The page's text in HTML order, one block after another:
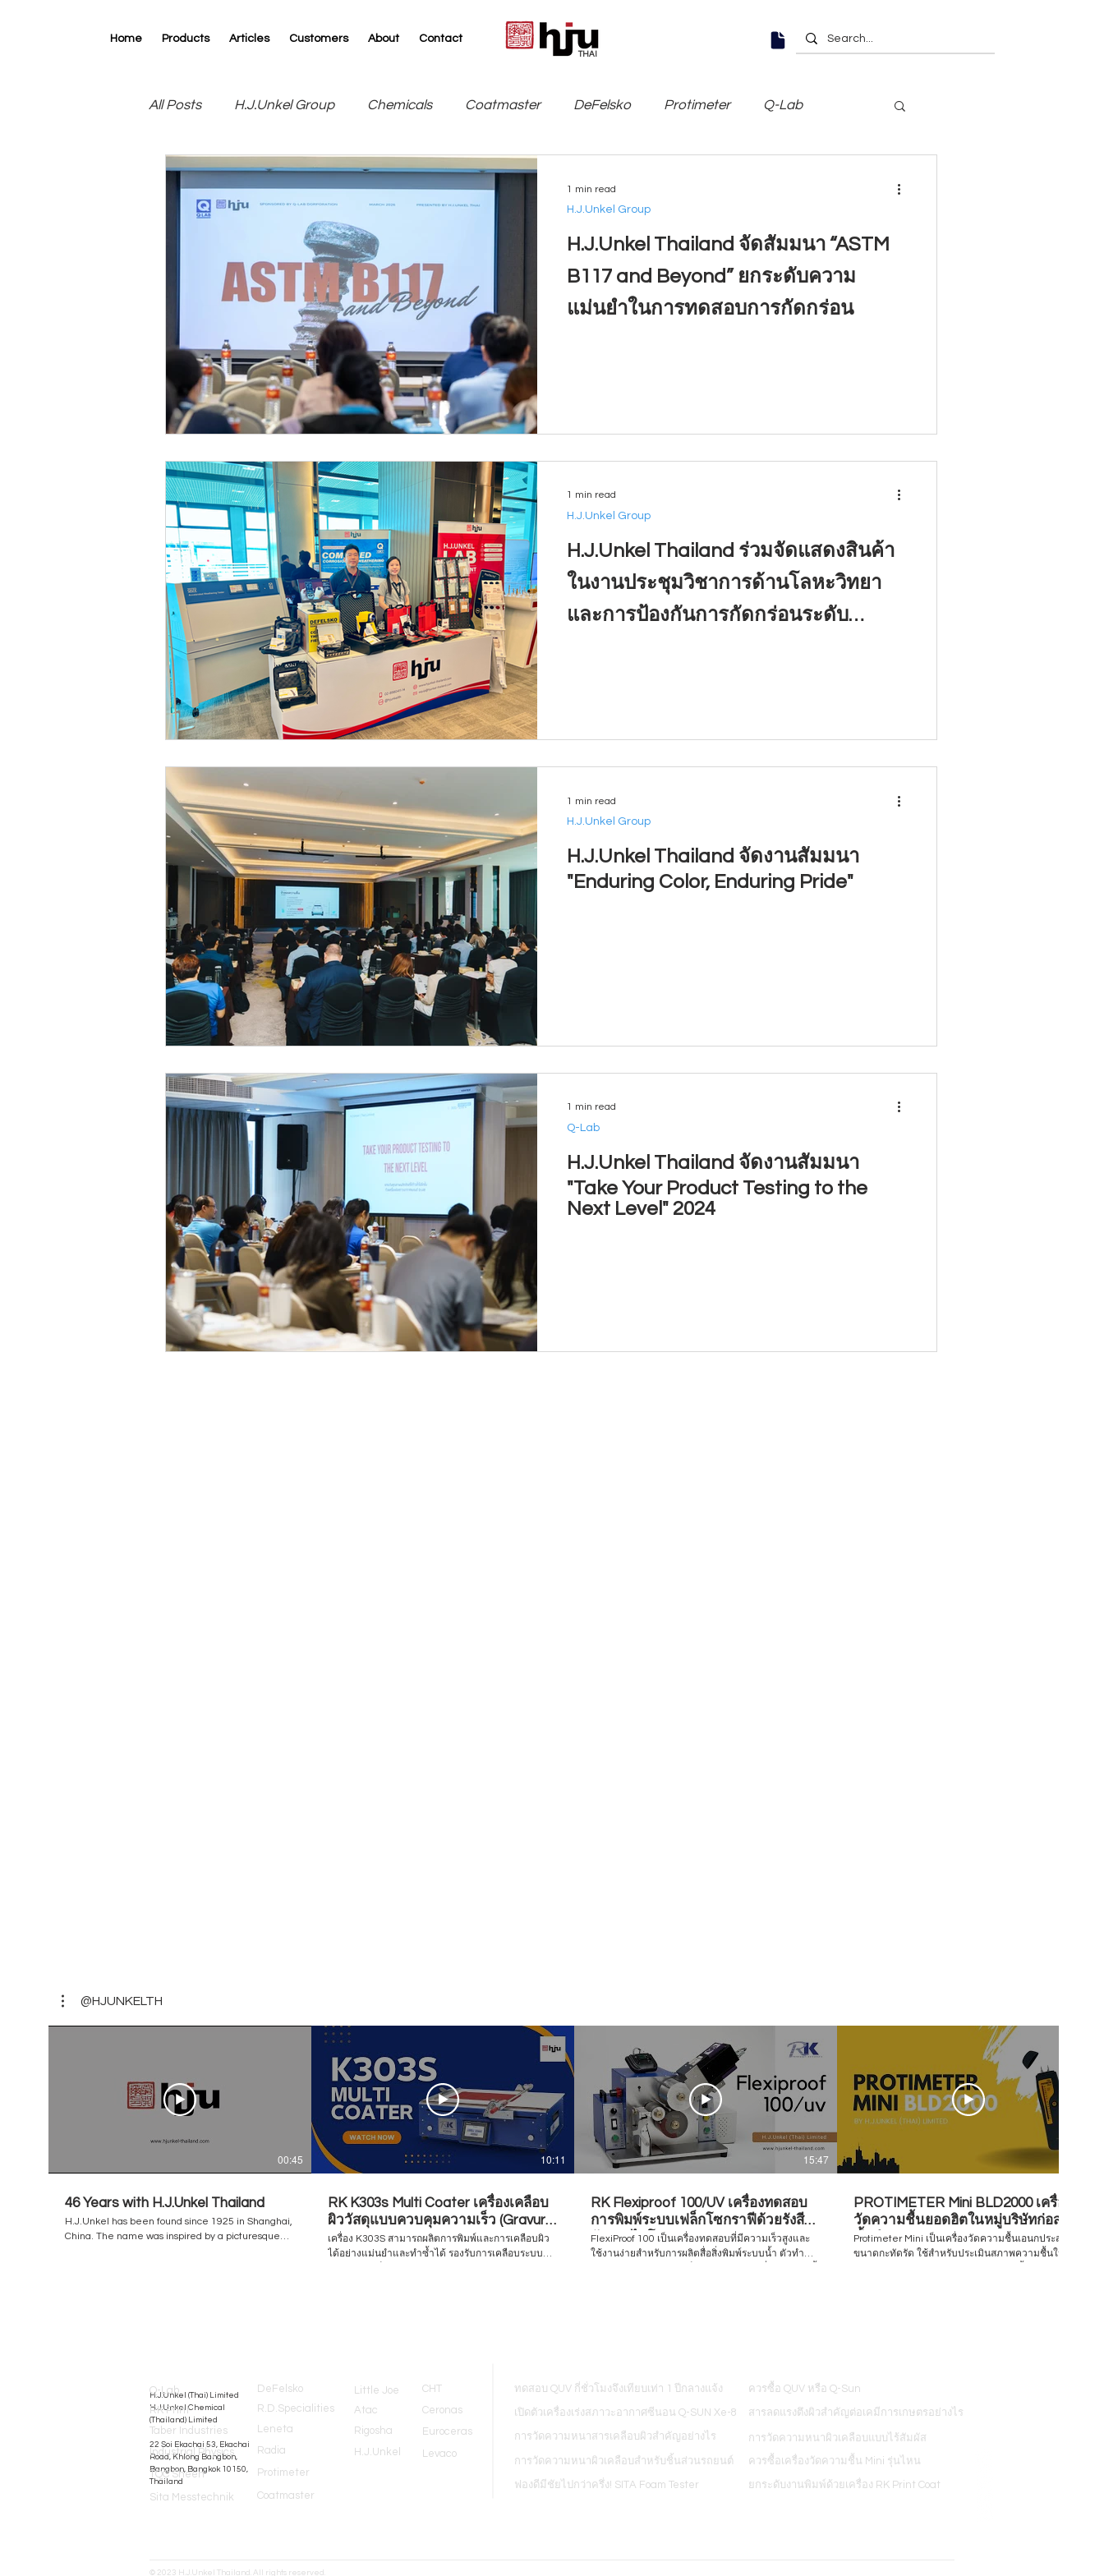
Home Products Articles Customers About Contact
THAI
All Posts H.J.Unkel Group Chemicals Coatmaster DeFelsko Protimeter Q-Lab
R.D.Specialties RK Print SITA TQC Sheen / Industrial Physics
H.J.Unkel Thailand จัดสัมมนา “ASTM
B117 and Beyond” ยกระดับความ
แม่นยำในการทดสอบการกัดกร่อน
H.J.Unkel Group
1 min read
H.J.Unkel Thailand ร่วมจัดแสดงสินค้า
ในงานประชุมวิชาการด้านโลหะวิทยา
และการป้องกันการกัดกร่อนระดับ
H.J.Unkel Group
1 min read
H.J.Unkel Thailand จัดงานสัมมนา
"Enduring Color, Enduring Pride"
H.J.Unkel Group
1 min read
H.J.Unkel Thailand จัดงานสัมมนา
"Take Your Product Testing to the
Next Level" 2024
Q-Lab
1 min read
@HJUNKELTH
00:45
46 Years with H.J.Unkel Thailand
H.J.Unkel has been found since 1925 in Shanghai,
China. The name was inspired by a picturesque
are closely connected with leading professional
technology in Europe and America, and have rich
experience in testing instruments and water-
based chemical raw materials. We introduce the
world's best equipment and chemical raw
materials, and provide professional services to
users. We are committed to becoming experts in
the industry to meet the diverse requirements of
10:11
RK K303s Multi Coater เครื่องเคลือบ
ผิววัสดุแบบควบคุมความเร็ว (Gravure
/ Flexo / Bar Coater)
เครื่อง K303S สามารถผลิตการพิมพ์และการเคลือบผิว
ได้อย่างแม่นยำและทำซ้ำได้ รองรับการเคลือบระบบ
15:47
RK Flexiproof 100/UV เครื่องทดสอบ
การพิมพ์ระบบเฟล็กโซกราฟีด้วยรังสี
อัลตราไวโอเลต
FlexiProof 100 เป็นเครื่องทดสอบที่มีความเร็วสูงและ
ใช้งานง่ายสำหรับการผลิตสื่อสิ่งพิมพ์ระบบน้ำ ตัวทำ
more www.hjunkel-thailand.com Inquiry/Quotation
PROTIMETER Mini BLD2000 เครื่อง
วัดความชื้นยอดฮิตในหมู่บริษัทก่อสร้าง
ชั้นนำ
Protimeter Mini เป็นเครื่องวัดความชื้นเอนกประสงค์
ขนาดกะทัดรัด ใช้สำหรับประเมินสภาพความชื้นใน
ทดสอบ QUV กี่ชั่วโมงจึงเทียบเท่า 1 ปีกลางแจ้ง
เปิดตัวเครื่องเร่งสภาวะอากาศซีนอน Q-SUN Xe-8
การวัดความหนาสารเคลือบผิวสำคัญอย่างไร
การวัดความหนาผิวเคลือบสำหรับชิ้นส่วนรถยนต์
ฟองดีมีชัยไปกว่าครึ่ง! SITA Foam Tester
ควรซื้อ QUV หรือ Q-Sun
สารลดแรงตึงผิวสำคัญต่อเคมีการเกษตรอย่างไร
การวัดความหนาผิวเคลือบแบบไร้สัมผัส
ควรซื้อเครื่องวัดความชื้น Mini รุ่นไหน
ยกระดับงานพิมพ์ด้วยเครื่อง RK Print Coat
H.J.Unkel (Thai) Limited
H.J.Unkel Chemical
(Thailand) Limited
​22 Soi Ekachai 53, Ekachai
Road, Khlong Bangbon,
Bangbon, Bangkok 10150,
Thailand
Q-Lab
RK Print
Taber Industries
Industrial Physics
TQC Sheen
Sita Messtechnik
DeFelsko
R.D.Specialities
Leneta
Radia
Protimeter
Coatmaster
Little Joe
Atac
Rigosha
H.J.Unkel
CHT
Ceronas
Euroceras
Levaco
© 2023 H.J.Unkel Thailand. All rights reserved.